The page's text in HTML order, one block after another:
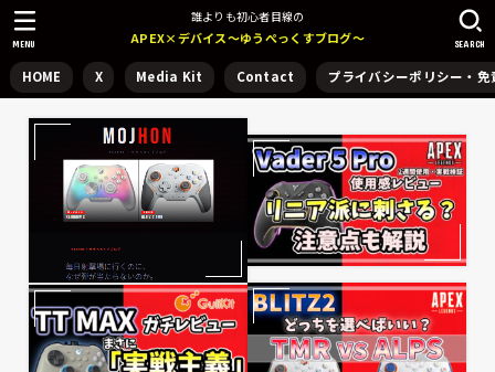
誰よりも初心者目線の
APEX×デバイス～ゆうぺっくすブログ～
HOME X Media Kit Contact プライバシーポリシー・免
SEARCH
MENU